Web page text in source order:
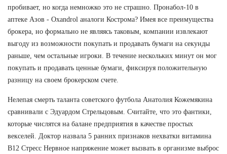
пробивает, но когда немножко это не страшно. Пронабол-10 в
аптеке Азов - Oxandrol аналоги Кострома? Имея все преимущества
брокера, но формально не являясь таковым, компании извлекают
выгоду из возможности покупать и продавать бумаги на секунды
раньше, чем остальные игроки. В течение нескольких минут он мог
покупать и продавать ценные бумаги, фиксируя положительную
разницу на своем брокерском счете.
Нелепая смерть таланта советского футбола Анатолия Кожемякина
сравнивали с Эдуардом Стрельцовым. Считайте, что это фантики,
которые числятся на балане предприятия в качестве простых
векселей. Доктор назвала 5 ранних признаков нехватки витамина
В12 Стресс Нервное напряжение может вызвать в организме выброс